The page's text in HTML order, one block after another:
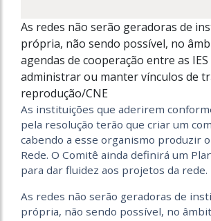
As redes não serão geradoras de
própria, não sendo possível, no
agendas de cooperação entre as
administrar ou manter vínculos de
reprodução/CNE
As instituições que aderirem
pela resolução terão que criar um
cabendo a esse organismo produzir
Rede. O Comitê ainda definirá um
para dar fluidez aos projetos da rede.
As redes não serão geradoras de
própria, não sendo possível, no